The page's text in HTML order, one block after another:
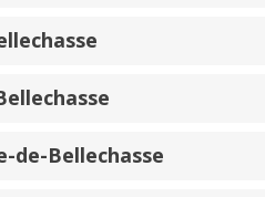
de-Bellechasse